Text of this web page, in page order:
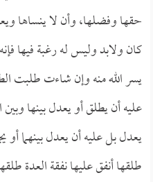
حقها وفضلها، وأن لا ينساها
كان ولابد وليس له رغبة فيها
يسر الله منه وإن شاءت طلبت
عليه أن يطلق أو يعدل بينها
يعدل بل عليه أن يعدل بينهما أو
طلقها أنفق عليها نفقة العدة